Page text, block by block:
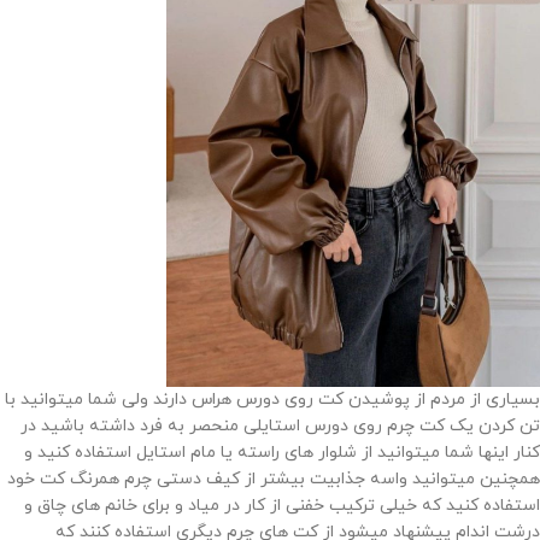
بسیاری از مردم از پوشیدن کت روی دورس هراس دارند ولی شما میتوانید با
تن کردن یک کت چرم روی دورس استایلی منحصر به فرد داشته باشید در
کنار اینها شما میتوانید از شلوار های راسته یا مام استایل استفاده کنید و
همچنین میتوانید واسه جذابیت بیشتر از کیف دستی چرم همرنگ کت خود
استفاده کنید که خیلی ترکیب خفنی از کار در میاد و برای خانم های چاق و
درشت اندام پیشنهاد میشود از کت های چرم دیگری استفاده کنند که